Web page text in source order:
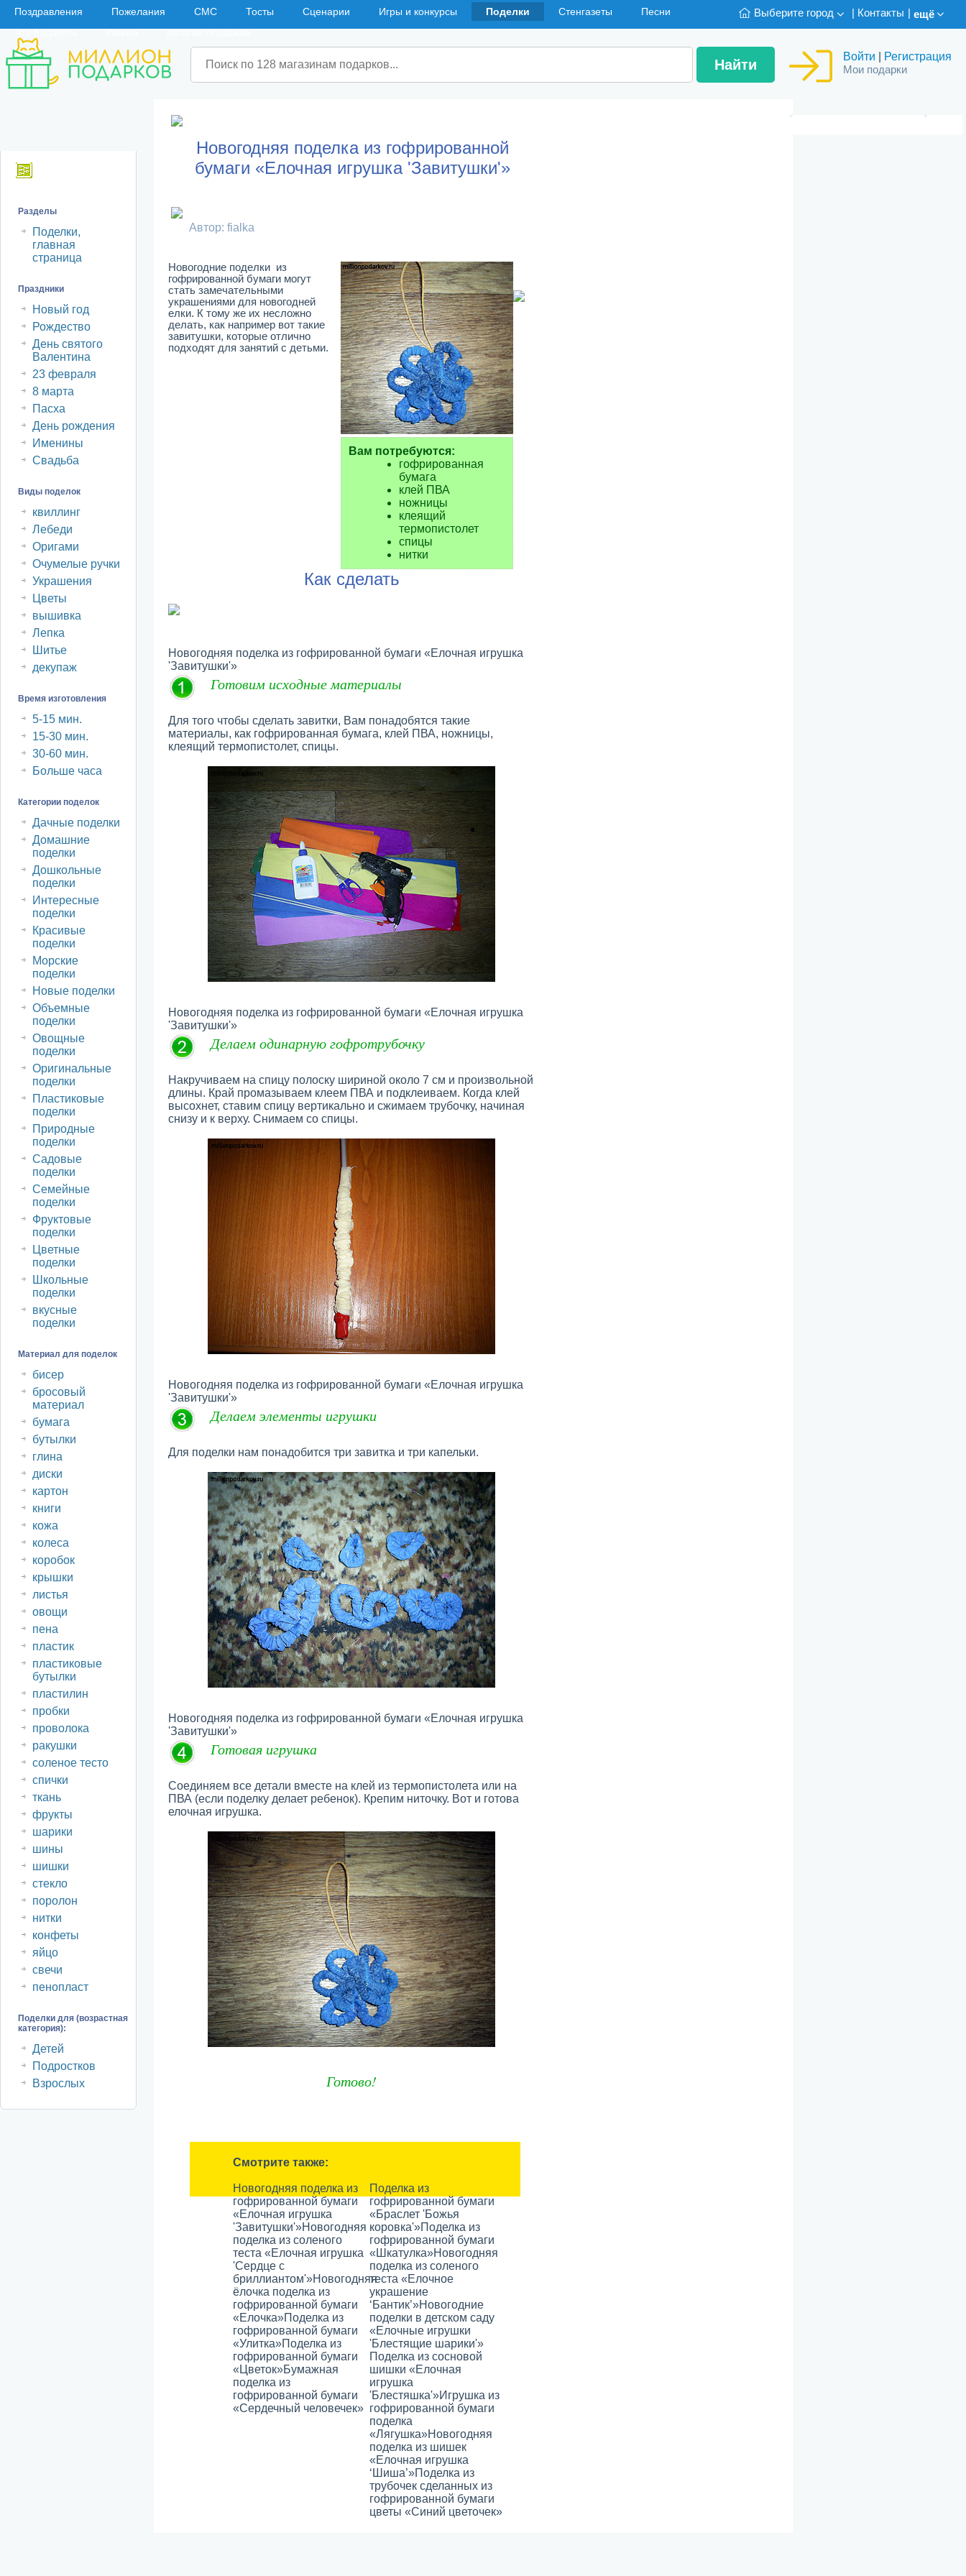
Поздравления Пожелания СМС Тосты Сценарии Игры и конкурсы Поделки Стенгазеты
Песни
Что подарить
Имена Каталог подарков
Выберите город Контакты ещё
Войти Регистрация
Мои подарки
Разделы
Поделки,
главная
страница
Праздники
Новый год
Рождество
День святого
Валентина
23 февраля
8 марта
Пасха
День рождения
Именины
Свадьба
Виды поделок
квиллинг
Лебеди
Оригами
Очумелые ручки
Украшения
Цветы
вышивка
Лепка
Шитье
декупаж
Время изготовления
5-15 мин.
15-30 мин.
30-60 мин.
Больше часа
Категории поделок
Дачные поделки
Домашние
поделки
Дошкольные
поделки
Интересные
поделки
Красивые
поделки
Морские
поделки
Новые поделки
Объемные
поделки
Овощные
поделки
Оригинальные
поделки
Пластиковые
поделки
Природные
поделки
Садовые
поделки
Семейные
поделки
Фруктовые
поделки
Цветные
поделки
Школьные
поделки
вкусные
поделки
Материал для поделок
бисер
бросовый
материал
бумага
бутылки
глина
диски
картон
книги
кожа
колеса
коробок
крышки
листья
овощи
пена
пластик
пластиковые
бутылки
пластилин
пробки
проволока
ракушки
соленое тесто
спички
ткань
фрукты
шарики
шины
шишки
стекло
поролон
нитки
конфеты
яйцо
свечи
пенопласт
Поделки для (возрастная
категория):
Детей
Подростков
Взрослых
Новогодняя поделка из гофрированной
бумаги «Елочная игрушка 'Завитушки'»
Автор: fialka
Новогодние поделки из
гофрированной бумаги могут
стать замечательными
украшениями для новогодней
елки. К тому же их несложно
делать, как например вот такие
завитушки, которые отлично
подходят для занятий с детьми.
Вам потребуются:
гофрированная
бумага
клей ПВА
ножницы
клеящий
термопистолет
спицы
нитки
Как сделать
Новогодняя поделка из гофрированной бумаги «Елочная игрушка
'Завитушки'»
Готовим исходные материалы
Для того чтобы сделать завитки, Вам понадобятся такие
материалы, как гофрированная бумага, клей ПВА, ножницы,
клеящий термопистолет, спицы.
Новогодняя поделка из гофрированной бумаги «Елочная игрушка
'Завитушки'»
Делаем одинарную гофротрубочку
Накручиваем на спицу полоску шириной около 7 см и произвольной
длины. Край промазываем клеем ПВА и подклеиваем. Когда клей
высохнет, ставим спицу вертикально и сжимаем трубочку, начиная
снизу и к верху. Снимаем со спицы.
Новогодняя поделка из гофрированной бумаги «Елочная игрушка
'Завитушки'»
Делаем элементы игрушки
Для поделки нам понадобится три завитка и три капельки.
Новогодняя поделка из гофрированной бумаги «Елочная игрушка
'Завитушки'»
Готовая игрушка
Соединяем все детали вместе на клей из термопистолета или на
ПВА (если поделку делает ребенок). Крепим ниточку. Вот и готова
елочная игрушка.
Готово!
Смотрите также:
Новогодняя поделка из
гофрированной бумаги
«Елочная игрушка
'Завитушки'»Новогодняя
поделка из соленого
теста «Елочная игрушка
'Сердце с
бриллиантом'»Новогодняя
ёлочка поделка из
гофрированной бумаги
«Елочка»Поделка из
гофрированной бумаги
«Улитка»Поделка из
гофрированной бумаги
«Цветок»Бумажная
поделка из
гофрированной бумаги
«Сердечный человечек»
Поделка из
гофрированной бумаги
«Браслет 'Божья
коровка'»Поделка из
гофрированной бумаги
«Шкатулка»Новогодняя
поделка из соленого
теста «Елочное
украшение
‘Бантик’»Новогодние
поделки в детском саду
«Елочные игрушки
'Блестящие шарики'»
Поделка из сосновой
шишки «Елочная
игрушка
'Блестяшка'»Игрушка из
гофрированной бумаги
поделка
«Лягушка»Новогодняя
поделка из шишек
«Елочная игрушка
‘Шиша’»Поделка из
трубочек сделанных из
гофрированной бумаги
цветы «Синий цветочек»